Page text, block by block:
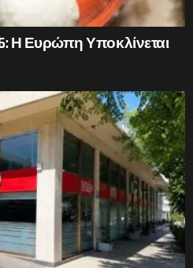
Η Ευρώπη Υποκλίνεται